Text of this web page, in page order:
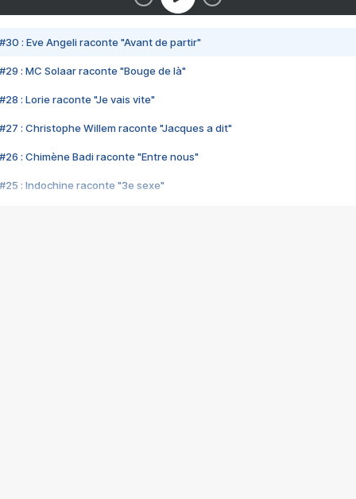
#30 : Eve Angeli raconte "Avant de partir"
#29 : MC Solaar raconte "Bouge de là"
#28 : Lorie raconte "Je vais vite"
#27 : Christophe Willem raconte "Jacques a dit"
#26 : Chimène Badi raconte "Entre nous"
#25 : Indochine raconte "3e sexe"